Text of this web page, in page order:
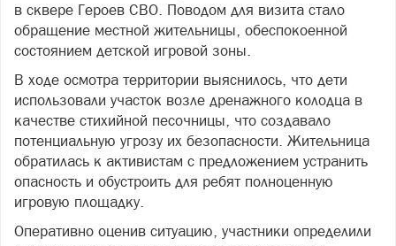
в сквере Героев СВО. Поводом для визита стало
обращение местной жительницы, обеспокоенной
состоянием детской игровой зоны.
В ходе осмотра территории выяснилось, что дети
использовали участок возле дренажного колодца в
качестве стихийной песочницы, что создавало
потенциальную угрозу их безопасности. Жительница
обратилась к активистам с предложением устранить
опасность и обустроить для ребят полноценную
игровую площадку.
Оперативно оценив ситуацию, участники определили